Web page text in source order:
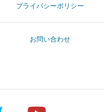
プライバシーポリシー
お問い合わせ